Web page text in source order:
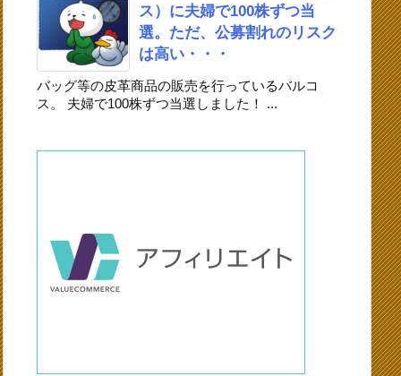
ス）に夫婦で100株ずつ当
選。ただ、公募割れのリスク
は高い・・・
バッグ等の皮革商品の販売を行っているバルコ
ス。 夫婦で100株ずつ当選しました！ ...